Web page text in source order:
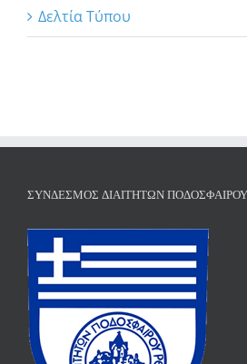
Δελτία Τύπου
ΣΎΝΔΕΣΜΟΣ ΔΙΑΙΤΗΤΏΝ